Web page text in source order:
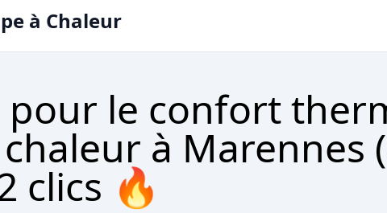
à Chaleur
le confort
à Marennes
clics 🔥